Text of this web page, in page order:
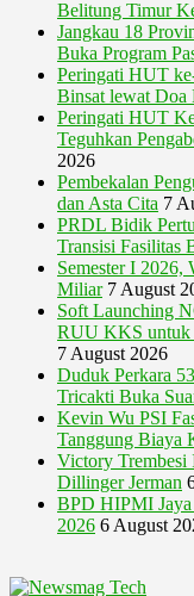
Belitung Timur
Jangkau 18
Buka Program
Peringati HUT
Binsat lewat Doa
Peringati HUT
Teguhkan
2026
Pembekalan
dan Asta Cita 7
PRDL Bidik
Transisi Fasilitas
Semester I
Miliar 7 August
Soft Launching
RUU KKS untuk
7 August 2026
Duduk Perkara
Tricakti Buka
Kevin Wu PSI
Tanggung Biaya
Victory Trembesi
Dillinger Jerman
BPD HIPMI
2026 6 August